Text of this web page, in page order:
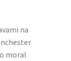
na
moral